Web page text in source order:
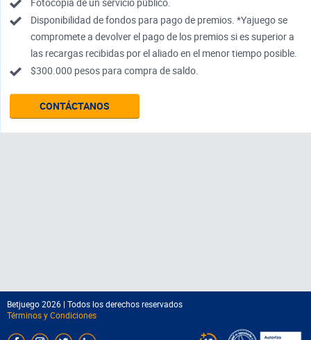
Disponibilidad de fondos para pago de premios. *Yajuego se
compromete a devolver el pago de los premios si es superior a
las recargas recibidas por el aliado en el menor tiempo posible.
$300.000 pesos para compra de saldo.
CONTÁCTANOS
Betjuego 2026 | Todos los derechos reservados
Términos y Condiciones